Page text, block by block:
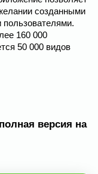
созданными
160 000
50 000 видов
версия на